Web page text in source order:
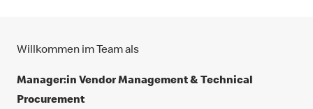
Willkommen im Team als
Manager:in Vendor Management & Technical
Procurement